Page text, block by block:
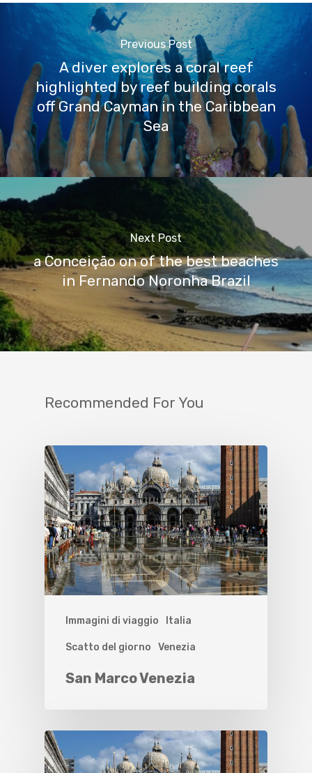
Previous Post
A diver explores a coral reef
highlighted by reef building corals
off Grand Cayman in the Caribbean
Sea
Next Post
a Conceição on of the best beaches
in Fernando Noronha Brazil
Recommended For You
Immagini di viaggio Italia
Scatto del giorno Venezia
San Marco Venezia